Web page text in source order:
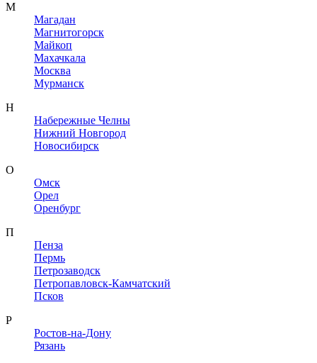
М
Магадан
Магнитогорск
Майкоп
Махачкала
Москва
Мурманск
Н
Набережные Челны
Нижний Новгород
Новосибирск
О
Омск
Орел
Оренбург
П
Пенза
Пермь
Петрозаводск
Петропавловск-Камчатский
Псков
Р
Ростов-на-Дону
Рязань